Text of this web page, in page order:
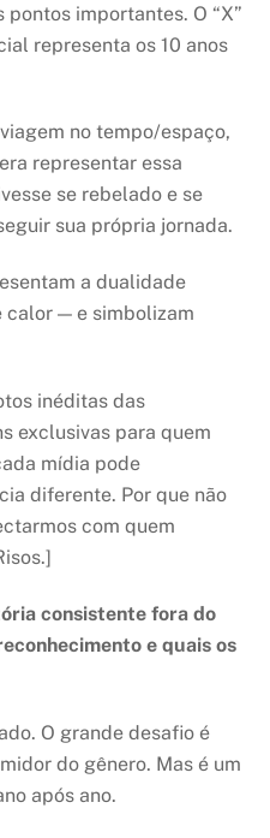
importantes. O “X”
representa os 10 anos
no tempo/espaço,
representar essa
se rebelado e se
sua própria jornada.
a dualidade
calor — e simbolizam
inéditas das
exclusivas para quem
mídia pode
diferente. Por que não
com quem
consistente fora do
e quais os
O grande desafio é
do gênero. Mas é um
após ano.